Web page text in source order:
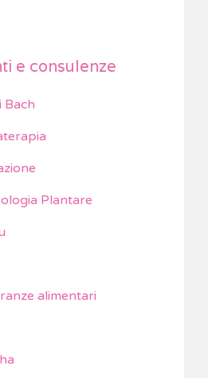
e consulenze
Bach
Plantare
alimentari